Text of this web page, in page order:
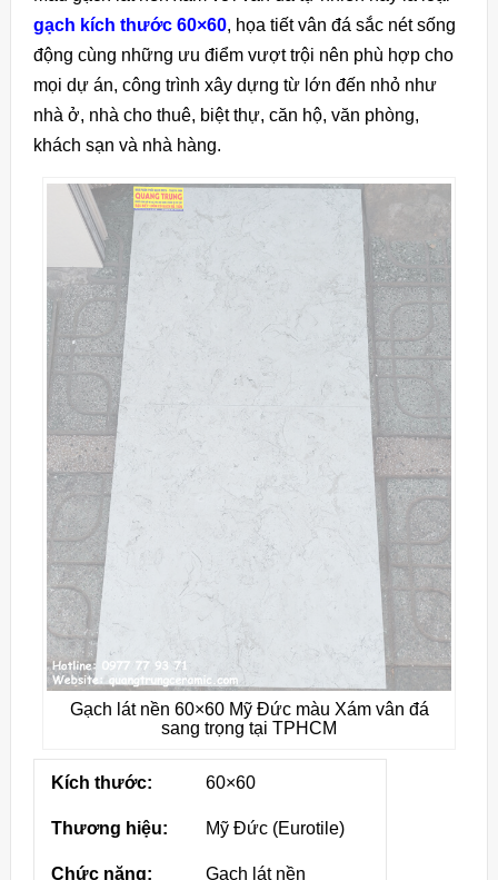
gạch kích thước 60×60, họa tiết vân đá sắc nét sống
động cùng những ưu điểm vượt trội nên phù hợp cho
mọi dự án, công trình xây dựng từ lớn đến nhỏ như
nhà ở, nhà cho thuê, biệt thự, căn hộ, văn phòng,
khách sạn và nhà hàng.
Gạch lát nền 60×60 Mỹ Đức màu Xám vân đá
sang trọng tại TPHCM
Kích thước: 60×60
Thương hiệu: Mỹ Đức (Eurotile)
Chức năng: Gạch lát nền